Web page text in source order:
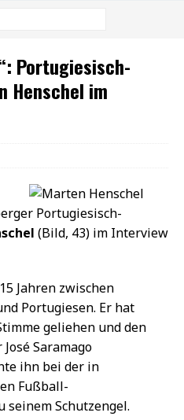
Portugiesisch-
Henschel im
Portugiesisch-
(Bild, 43) im Interview
Jahren zwischen
Portugiesen. Er hat
geliehen und den
Saramago
ihn bei der in
Fußball-
seinem Schutzengel.